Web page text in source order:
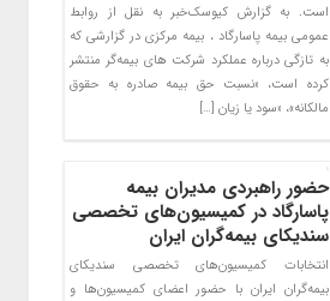
است. به گزارش کیوسک‌خبر به نقل از روابط
عمومی بیمه پاسارگاد ، بیمه مرکزی در گزارشی که
به تازگی درباره عملکرد شرکت های بیمه‌گر منتشر
کرده است، «نسبت حق بیمه صادره به حقوق
مالکانه»، «سود یا زیان […]
حضور راهبردی مدیران بیمه
پاسارگاد در کمیسیون‌های تخصصی
سندیکای بیمه‌گران ایران
انتخابات کمیسیون‌های تخصصی سندیکای
بیمه‌گران ایران با حضور اعضای کمیسیون‌ها و